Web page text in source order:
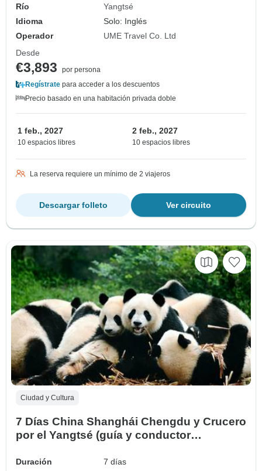
Río
Yangtsé
Idioma
Solo: Inglés
Operador
UME Travel Co. Ltd
Desde
€3,893
por persona
Regístrate para acceder a los descuentos
Precio basado en una habitación privada doble
1 feb., 2027
10 espacios libres
2 feb., 2027
10 espacios libres
La reserva requiere un mínimo de 2 viajeros
Ver circuito
Descargar folleto
Ciudad y Cultura
7 Días China Shanghái Chengdu y Crucero
por el Yangtsé (guía y conductor
Duración
7 días